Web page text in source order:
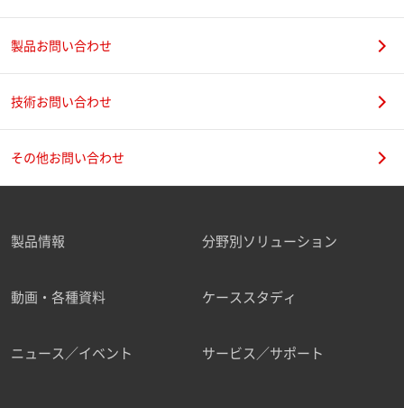
製品お問い合わせ
技術お問い合わせ
その他お問い合わせ
製品情報 分野別ソリューション
動画・各種資料 ケーススタディ
ニュース／イベント サービス／サポート